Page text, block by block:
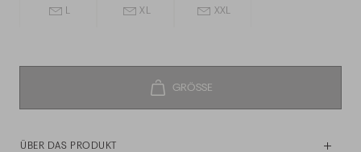
L XL XXL
ÜBER DAS PRODUKT